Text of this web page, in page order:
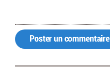
Poster un commentaire